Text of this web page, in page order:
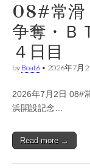
08#常滑
争奪・Ｂ
４日目
by Boat6 • 2026年7月2
2026年7月2日 08#
浜開設記念…
Read more →